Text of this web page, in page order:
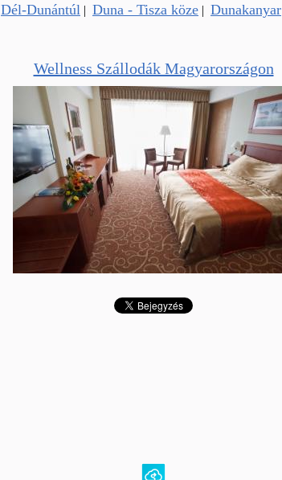
Dél-Dunántúl | Duna - Tisza köze | Dunakanyar
Wellness Szállodák Magyarországon